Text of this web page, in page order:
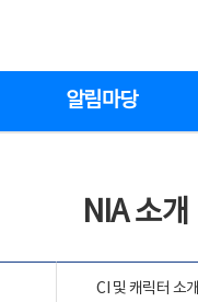
알림마당
NIA 소개
CI 및 캐릭터 소개